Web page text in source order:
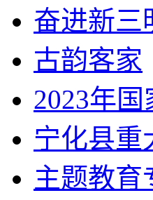
奋进新三
古韵客家
2023年
宁化县重
主题教育